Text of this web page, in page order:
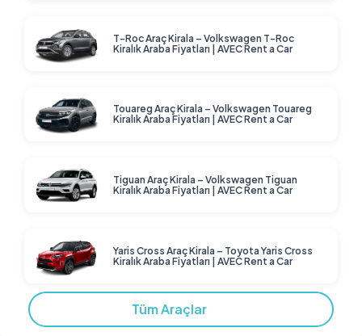
T-Roc Araç Kirala – Volkswagen T-Roc
Kiralık Araba Fiyatları | AVEC Rent a Car
Touareg Araç Kirala – Volkswagen Touareg
Kiralık Araba Fiyatları | AVEC Rent a Car
Tiguan Araç Kirala – Volkswagen Tiguan
Kiralık Araba Fiyatları | AVEC Rent a Car
Yaris Cross Araç Kirala – Toyota Yaris Cross
Kiralık Araba Fiyatları | AVEC Rent a Car
Tüm Araçlar